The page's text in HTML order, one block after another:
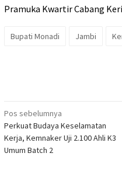
Pramuka Kwartir Cabang
Bupati Monadi Jambi
Navigasi
pos
Pos sebelumnya
Perkuat Budaya Keselamatan
Kerja, Kemnaker Uji 2.100 Ahli K3
Umum Batch 2